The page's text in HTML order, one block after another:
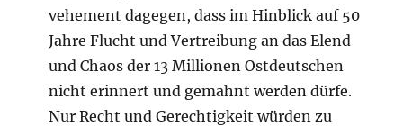
vehement dagegen, dass im Hinblick auf 50
Jahre Flucht und Vertreibung an das Elend
und Chaos der 13 Millionen Ostdeutschen
nicht erinnert und gemahnt werden dürfe.
Nur Recht und Gerechtigkeit würden zu